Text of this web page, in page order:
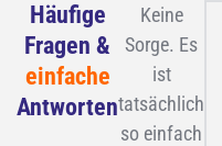
Häufige
Fragen &
einfache
Antworten
Keine
Sorge. Es
ist
tatsächlich
so einfach